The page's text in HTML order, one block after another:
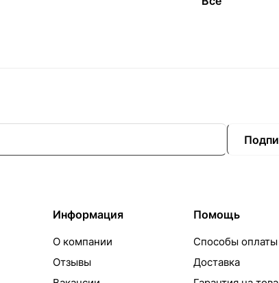
Информация
О компании
Отзывы
Помощь
Способы оплаты
Доставка